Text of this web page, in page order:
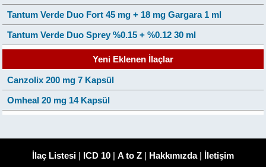
Tantum Verde Duo Fort 45 mg + 18 mg Gargara 1 ml
Tantum Verde Duo Sprey %0.15 + %0.12 30 ml
Yeni Eklenen İlaçlar
Canzolix 200 mg 7 Kapsül
Omheal 20 mg 14 Kapsül
İlaç Listesi | ICD 10 | A to Z | Hakkımızda| İletişim